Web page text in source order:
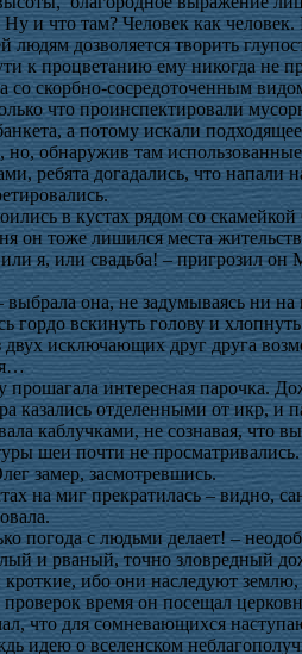
и что там? Человек как человек.
людям дозволяется творить
к процветанию ему никогда не
скорбно-сосредоточенным
что проинспектировали
а потому искали
но, обнаружив там
ребята догадались, что напали
в кустах рядом со
он тоже лишился места
я, или свадьба! – пригрозил он
выбрала она, не задумываясь ни на
гордо вскинуть голову и
двух исключающих друг друга
прошагала интересная парочка.
казались отделенными от икр, и
каблучками, не сознавая, что
шеи почти не
замер, засмотревшись.
на миг прекратилась – видно,
погода с людьми делает! –
и рваный, точно зловредный
ибо они наследуют землю,
проверок время он посещал
что для сомневающихся
идею о вселенском